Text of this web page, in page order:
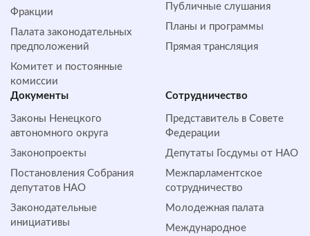
Фракции
Палата законодательных
предположений
Комитет и постоянные
комиссии
Публичные слушания
Планы и программы
Прямая трансляция
Документы
Законы Ненецкого
автономного округа
Законопроекты
Постановления Собрания
депутатов НАО
Законодательные
инициативы
Сотрудничество
Представитель в Совете
Федерации
Депутаты Госдумы от НАО
Межпарламентское
сотрудничество
Молодежная палата
Международное